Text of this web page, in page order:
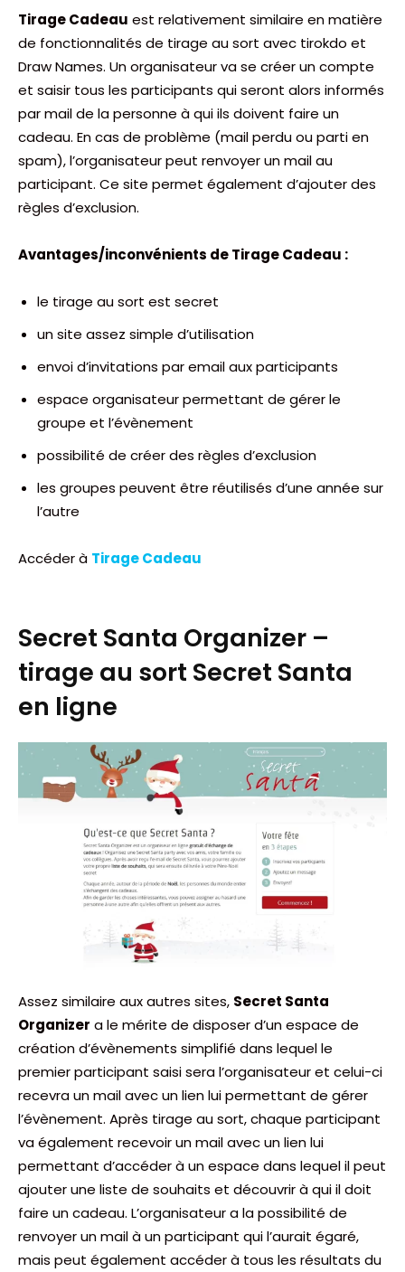
Tirage Cadeau est relativement similaire en matière
de fonctionnalités de tirage au sort avec tirokdo et
Draw Names. Un organisateur va se créer un compte
et saisir tous les participants qui seront alors informés
par mail de la personne à qui ils doivent faire un
cadeau. En cas de problème (mail perdu ou parti en
spam), l’organisateur peut renvoyer un mail au
participant. Ce site permet également d’ajouter des
règles d’exclusion.
Avantages/inconvénients de Tirage Cadeau :
le tirage au sort est secret
un site assez simple d’utilisation
envoi d’invitations par email aux participants
espace organisateur permettant de gérer le
groupe et l’évènement
possibilité de créer des règles d’exclusion
les groupes peuvent être réutilisés d’une année sur
l’autre
Accéder à Tirage Cadeau
Secret Santa Organizer –
tirage au sort Secret Santa
en ligne
Assez similaire aux autres sites, Secret Santa
Organizer a le mérite de disposer d’un espace de
création d’évènements simplifié dans lequel le
premier participant saisi sera l’organisateur et celui-ci
recevra un mail avec un lien lui permettant de gérer
l’évènement. Après tirage au sort, chaque participant
va également recevoir un mail avec un lien lui
permettant d’accéder à un espace dans lequel il peut
ajouter une liste de souhaits et découvrir à qui il doit
faire un cadeau. L’organisateur a la possibilité de
renvoyer un mail à un participant qui l’aurait égaré,
mais peut également accéder à tous les résultats du